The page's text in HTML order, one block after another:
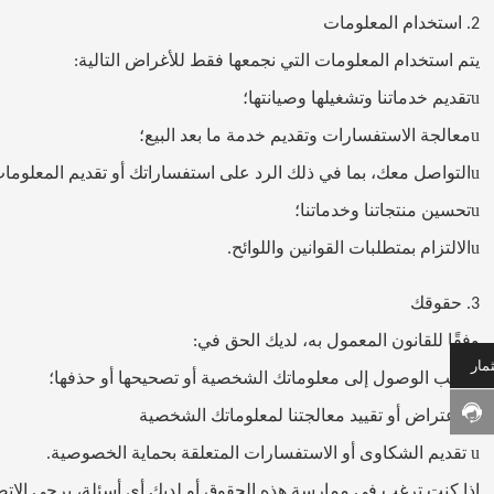
2.
استخدام المعلومات
يتم استخدام المعلومات التي نجمعها فقط للأغراض التالية:
uتقديم خدماتنا وتشغيلها وصيانتها؛
uمعالجة الاستفسارات وتقديم خدمة ما بعد البيع؛
u التواصل معك، بما في ذلك الرد على استفساراتك أو تقديم
uتحسين منتجاتنا وخدماتنا؛
u الالتزام بمتطلبات القوانين واللوائح.
3.
حقوقك
وفقًا للقانون المعمول به، لديك الحق في:
uطلب الوصول إلى معلوماتك الشخصية أو تصحيحها أو حذفها؛
uالاعتراض أو تقييد معالجتنا لمعلوماتك الشخصية
u تقديم الشكاوى أو الاستفسارات المتعلقة بحماية الخصوصية.
إذا كنت ترغب في ممارسة هذه الحقوق أو لديك أي أسئلة، يرجى